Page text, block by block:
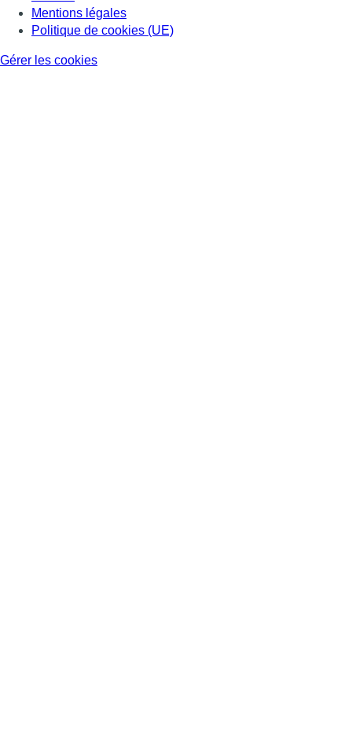
Mentions légales
Politique de cookies (UE)
Gérer les cookies